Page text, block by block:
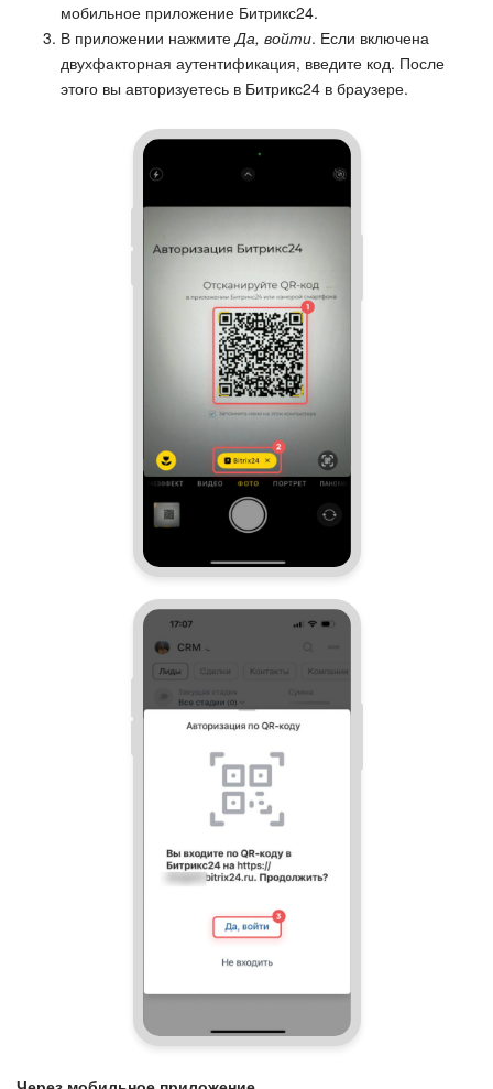
Общие вопросы
Битрикс24 в коробке
Изменения в статьях (архив)
мобильное приложение Битрикс24.
В приложении нажмитеДа, войти. Если включена
двухфакторная аутентификация, введите код. После
этого вы авторизуетесь в Битрикс24 в браузере.